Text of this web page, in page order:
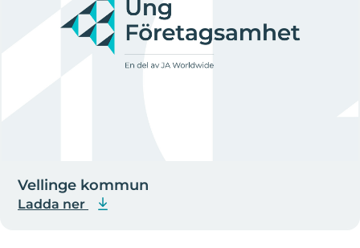
Vellinge kommun
Ladda ner